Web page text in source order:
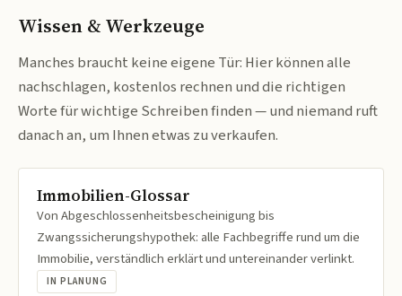
Wissen & Werkzeuge
Manches braucht keine eigene Tür: Hier können alle
nachschlagen, kostenlos rechnen und die richtigen
Worte für wichtige Schreiben finden — und niemand ruft
danach an, um Ihnen etwas zu verkaufen.
Immobilien-Glossar
Von Abgeschlossenheitsbescheinigung bis
Zwangssicherungshypothek: alle Fachbegriffe rund um die
Immobilie, verständlich erklärt und untereinander verlinkt.
IN PLANUNG